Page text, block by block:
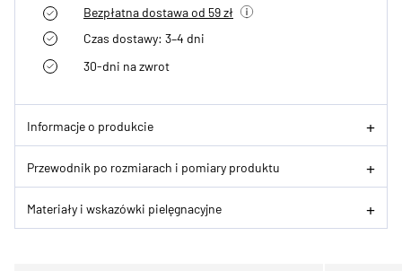
Bezpłatna dostawa od 59 zł
Czas dostawy: 3–4 dni
30-dni na zwrot
Informacje o produkcie
Przewodnik po rozmiarach i pomiary produktu
Materiały i wskazówki pielęgnacyjne